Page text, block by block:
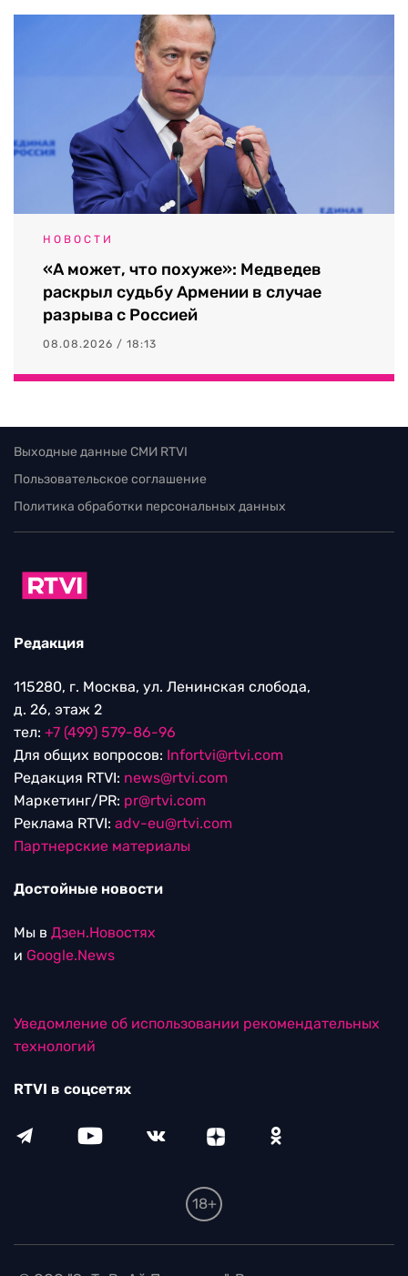
НОВОСТИ
«А может, что похуже»: Медведев
раскрыл судьбу Армении в случае
разрыва с Россией
08.08.2026 / 18:13
Выходные данные СМИ RTVI
Пользовательское соглашение
Политика обработки персональных данных
Редакция
115280, г. Москва, ул. Ленинская слобода,
д. 26, этаж 2
тел: +7 (499) 579-86-96
Для общих вопросов: Infortvi@rtvi.com
Редакция RTVI: news@rtvi.com
Маркетинг/PR: pr@rtvi.com
Реклама RTVI: adv-eu@rtvi.com
Партнерские материалы
Достойные новости
Мы в Дзен.Новостях
и Google.News
Уведомление об использовании рекомендательных
технологий
RTVI в соцсетях
18+